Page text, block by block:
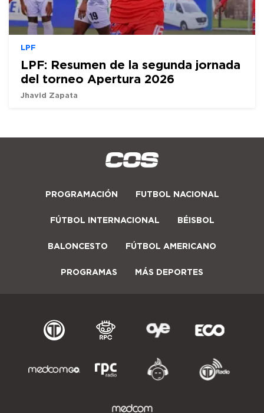
LPF
LPF: Resumen de la segunda jornada
del torneo Apertura 2026
Jhavid Zapata
PROGRAMACIÓN FUTBOL NACIONAL
FÚTBOL INTERNACIONAL BÉISBOL
BALONCESTO FÚTBOL AMERICANO
PROGRAMAS MÁS DEPORTES